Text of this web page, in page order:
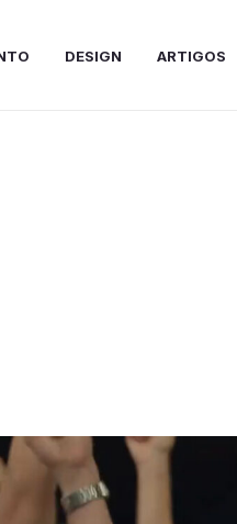
DESIGN ARTIGOS